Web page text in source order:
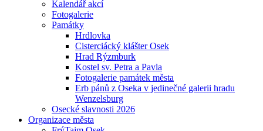
Kalendář akcí
Fotogalerie
Památky
Hrdlovka
Cisterciácký klášter Osek
Hrad Rýzmburk
Kostel sv. Petra a Pavla
Fotogalerie památek města
Erb pánů z Oseka v jedinečné galerii hradu
Wenzelsburg
Osecké slavnosti 2026
Organizace města